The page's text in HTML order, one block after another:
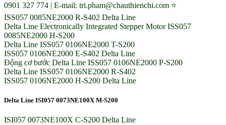
0901 327 774 | E-mail: tri.pham@chauthienchi.com ⭐
ISS057 0085NE2000 R-S402 Delta Line
Delta Line Electronically Integrated Stepper Motor ISS057
0085NE2000 H-S200
Delta Line ISS057 0106NE2000 T-S200
ISS057 0106NE2000 E-S402 Delta Line
Động cơ bước Delta Line ISS057 0106NE2000 P-S200
Delta Line ISS057 0106NE2000 R-S402
ISS057 0106NE2000 H-S200 Delta Line
Delta Line ISI057 0073NE100X M-S200
ISI057 0073NE100X C-S200 Delta Line